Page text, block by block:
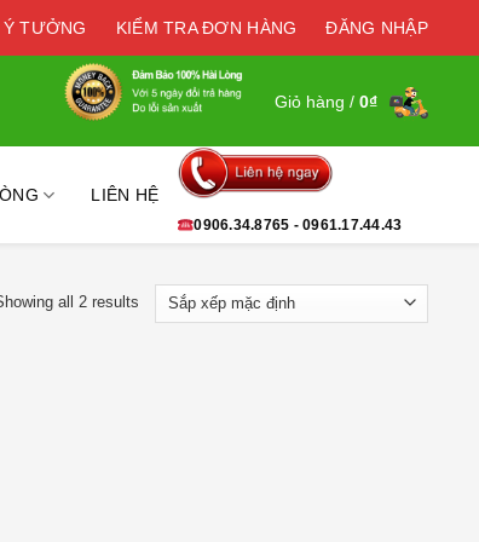
TƯỞNG KIỂM TRA ĐƠN HÀNG ĐĂNG NHẬP
Giỏ hàng / 0₫
LIÊN HỆ
0906.34.8765 - 0961.17.44.43
all 2 results